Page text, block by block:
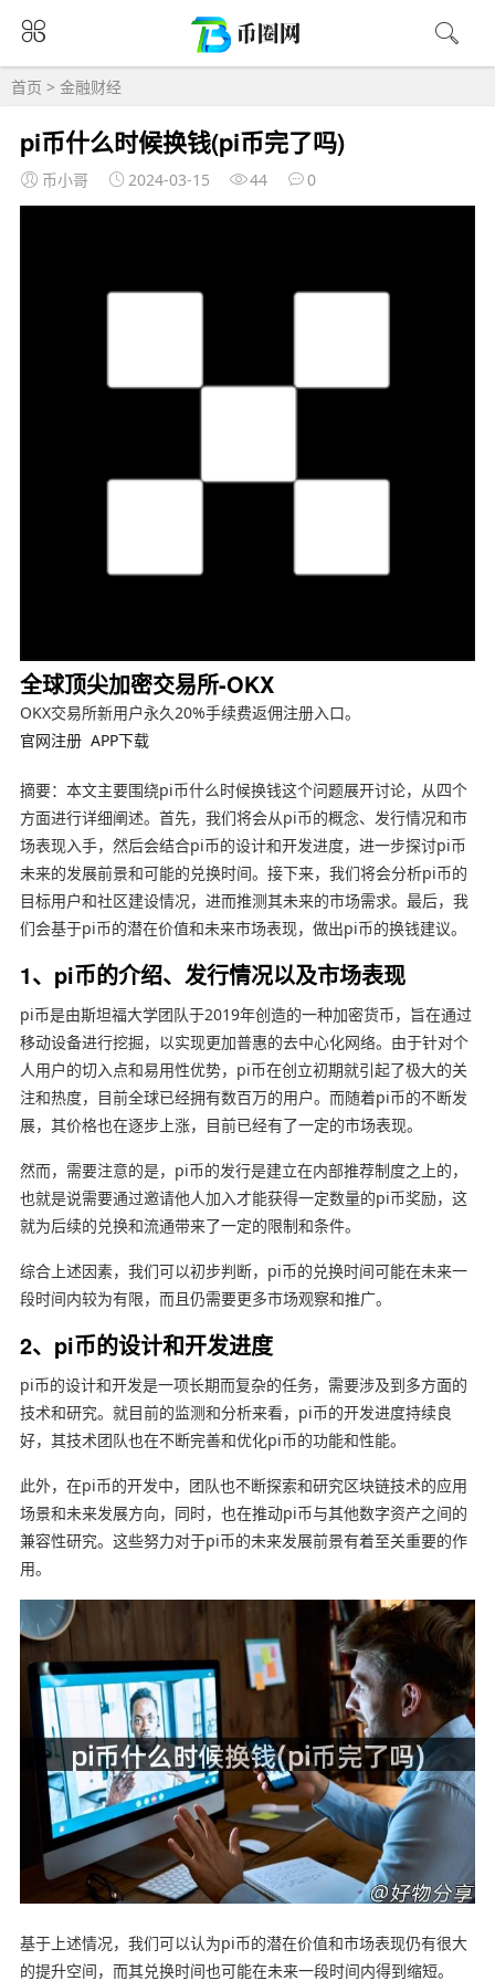
首页 > 金融财经
pi币什么时候换钱(pi币完了吗)
币小哥 2024-03-15 44 0
全球顶尖加密交易所-OKX
OKX交易所新用户永久20%手续费返佣注册入口。
官网注册 APP下载
摘要：本文主要围绕pi币什么时候换钱这个问题展开讨论，从四个
方面进行详细阐述。首先，我们将会从pi币的概念、发行情况和市
场表现入手，然后会结合pi币的设计和开发进度，进一步探讨pi币
未来的发展前景和可能的兑换时间。接下来，我们将会分析pi币的
目标用户和社区建设情况，进而推测其未来的市场需求。最后，我
们会基于pi币的潜在价值和未来市场表现，做出pi币的换钱建议。
1、pi币的介绍、发行情况以及市场表现
pi币是由斯坦福大学团队于2019年创造的一种加密货币，旨在通过
移动设备进行挖掘，以实现更加普惠的去中心化网络。由于针对个
人用户的切入点和易用性优势，pi币在创立初期就引起了极大的关
注和热度，目前全球已经拥有数百万的用户。而随着pi币的不断发
展，其价格也在逐步上涨，目前已经有了一定的市场表现。
然而，需要注意的是，pi币的发行是建立在内部推荐制度之上的，
也就是说需要通过邀请他人加入才能获得一定数量的pi币奖励，这
就为后续的兑换和流通带来了一定的限制和条件。
综合上述因素，我们可以初步判断，pi币的兑换时间可能在未来一
段时间内较为有限，而且仍需要更多市场观察和推广。
2、pi币的设计和开发进度
pi币的设计和开发是一项长期而复杂的任务，需要涉及到多方面的
技术和研究。就目前的监测和分析来看，pi币的开发进度持续良
好，其技术团队也在不断完善和优化pi币的功能和性能。
此外，在pi币的开发中，团队也不断探索和研究区块链技术的应用
场景和未来发展方向，同时，也在推动pi币与其他数字资产之间的
兼容性研究。这些努力对于pi币的未来发展前景有着至关重要的作
用。
基于上述情况，我们可以认为pi币的潜在价值和市场表现仍有很大
的提升空间，而其兑换时间也可能在未来一段时间内得到缩短。